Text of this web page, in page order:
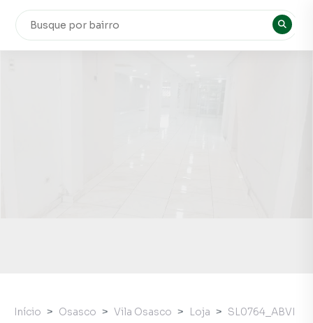
Início Osasco Vila Osasco Loja SL0764_ABVI